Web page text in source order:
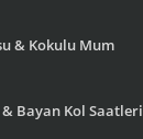
& Kokulu Mum
& Bayan Kol Saatleri